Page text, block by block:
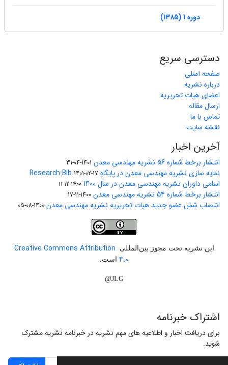
دوره 1 (1385)
دسترسی سریع
صفحه اصلی
درباره نشریه
اعضای هیات تحریریه
ارسال مقاله
تماس با ما
نقشه سایت
آخرین اخبار
انتشار برخط شماره 56 نشریه مهندسی معدن 1401-04-31
نمایه سازی نشریه مهندسی معدن در پایگاه Research Bib 1401-02-17
اسامی داوران نشریه مهندسی معدن در سال 1400 1400-12-11
انتشار برخط شماره 54 نشریه مهندسی معدن 1400-11-17
انتصاب شش عضو جدید هیات تحریریه نشریه مهندسی معدن 1400-08-05
این نشریه تحت مجوز بین‌المللی
Creative Commons Attribution
4.0 است.
JLG@
اشتراک خبرنامه
برای دریافت اخبار و اطلاعیه های مهم نشریه در خبرنامه نشریه مشترک
شوید.